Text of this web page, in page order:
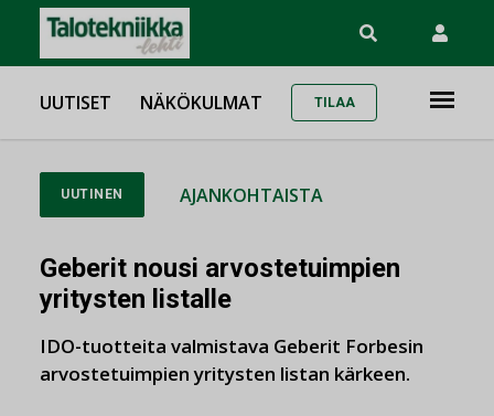
UUTISET NÄKÖKULMAT TILAA
UUTINEN AJANKOHTAISTA
Geberit nousi arvostetuimpien
yritysten listalle
IDO-tuotteita valmistava Geberit Forbesin
arvostetuimpien yritysten listan kärkeen.